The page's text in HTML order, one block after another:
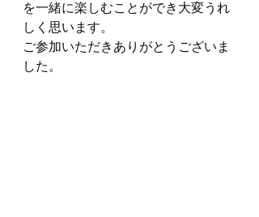
を一緒に楽しむことができ大変うれ
しく思います。
ご参加いただきありがとうございま
した。